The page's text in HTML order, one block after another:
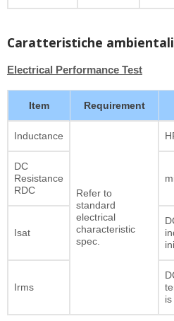
Caratteristiche ambientali
Electrical Performance Test
Item Requirement
Inductance
Refer to
standard
electrical
characteristic
spec.
DC
Resistance
RDC
Isat
Irms